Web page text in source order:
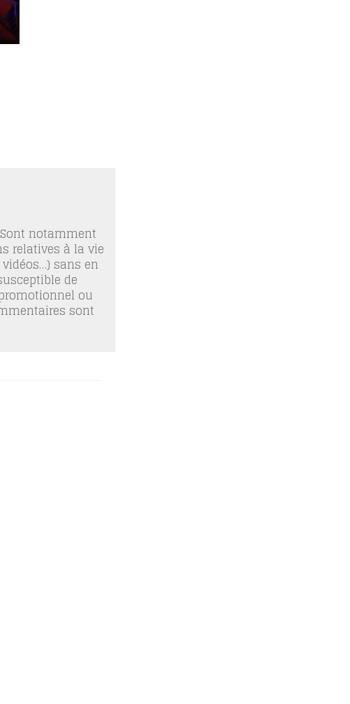
notamment
relatives à la vie
sans en
de
ou
sont